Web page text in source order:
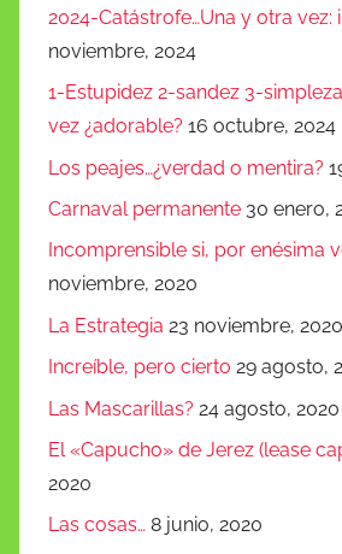
2024-Catástrofe…Una y otra
noviembre, 2024
1-Estupidez 2-sandez 3-
vez ¿adorable? 16 octubre, 2024
Los peajes…¿verdad o mentira?
Carnaval permanente 30 enero,
Incomprensible si, por enésima
noviembre, 2020
La Estrategia 23 noviembre, 2020
Increíble, pero cierto 29 agosto,
Las Mascarillas? 24 agosto, 2020
El «Capucho» de Jerez (lease
2020
Las cosas… 8 junio, 2020